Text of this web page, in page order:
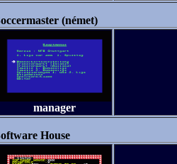
(német)
manager
House